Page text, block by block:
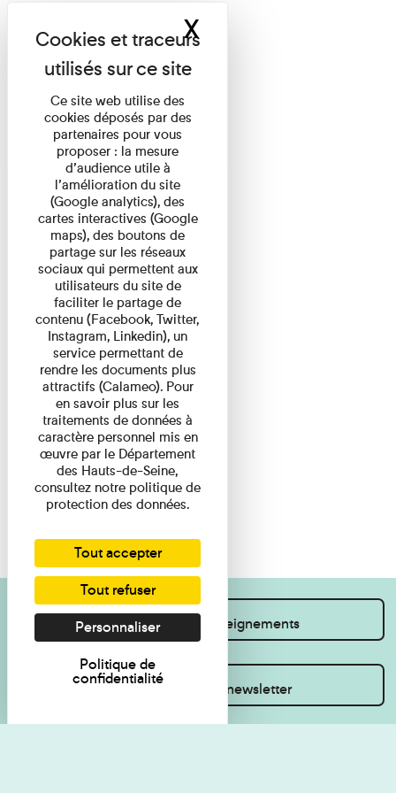
Je souhaite des renseignements
Inscrivez-vous à la newsletter
Ce site web utilise des
cookies déposés par des
partenaires pour vous
proposer : la mesure
d’audience utile à
l’amélioration du site
(Google analytics), des
cartes interactives (Google
maps), des boutons de
partage sur les réseaux
sociaux qui permettent aux
utilisateurs du site de
faciliter le partage de
contenu (Facebook, Twitter,
Instagram, Linkedin), un
service permettant de
rendre les documents plus
attractifs (Calameo). Pour
en savoir plus sur les
traitements de données à
caractère personnel mis en
œuvre par le Département
des Hauts-de-Seine,
consultez notre politique de
protection des données.
Tout accepter
Tout refuser
Personnaliser
Politique de
confidentialité
XMasquer le